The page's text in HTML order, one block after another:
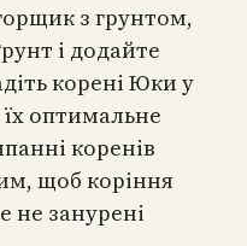
з грунтом,
і додайте
корені Юки у
оптимальне
коренів
щоб коріння
не занурені